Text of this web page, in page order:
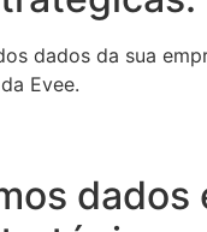
dados da sua
Evee.
dados